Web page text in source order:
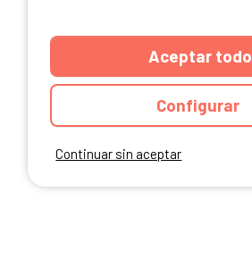
Continuar sin aceptar
Aceptar todo
Configurar